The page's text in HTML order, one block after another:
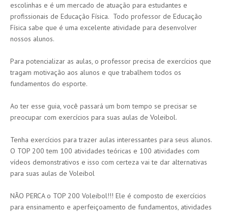
escolinhas e é um mercado de atuação para estudantes e
profissionais de Educação Física. Todo professor de Educação
Física sabe que é uma excelente atividade para desenvolver
nossos alunos.
Para potencializar as aulas, o professor precisa de exercícios que
tragam motivação aos alunos e que trabalhem todos os
fundamentos do esporte.
Ao ter esse guia, você passará um bom tempo se precisar se
preocupar com exercícios para suas aulas de Voleibol.
Tenha exercícios para trazer aulas interessantes para seus alunos.
O TOP 200 tem 100 atividades teóricas e 100 atividades com
vídeos demonstrativos e isso com certeza vai te dar alternativas
para suas aulas de Voleibol
NÃO PERCA o TOP 200 Voleibol!!! Ele é composto de exercícios
para ensinamento e aperfeiçoamento de fundamentos, atividades